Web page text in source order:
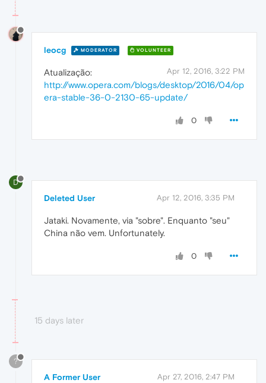
leocg MODERATOR VOLUNTEER
Apr 12, 2016, 3:22 PM
Atualização:
http://www.opera.com/blogs/desktop/2016/04/op
era-stable-36-0-2130-65-update/
0
D
Deleted User Apr 12, 2016, 3:35 PM
Jataki. Novamente, via "sobre". Enquanto "seu"
China não vem. Unfortunately.
0
15 days later
?
A Former User Apr 27, 2016, 2:47 PM